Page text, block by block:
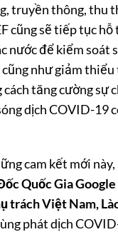
truyền thông, thu
cũng sẽ tiếp tục
nước để kiểm soát
cũng như giảm
cách tăng cường sự
dịch COVID-19
cam kết mới này,
Quốc Gia
trách Việt Nam,
phát dịch